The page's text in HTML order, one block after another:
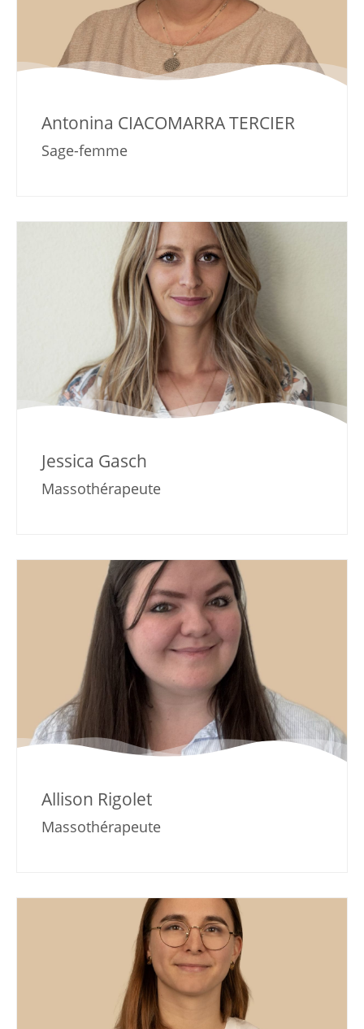
Antonina CIACOMARRA TERCIER
Sage-femme
Jessica Gasch
Massothérapeute
Allison Rigolet
Massothérapeute